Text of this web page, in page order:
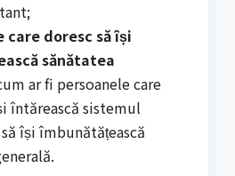
care doresc să își
sănătatea
ar fi persoanele care
întărească sistemul
își îmbunătățească